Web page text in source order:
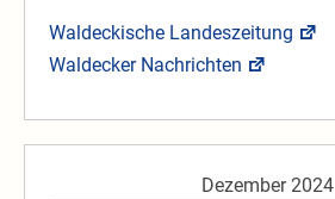
Waldeckische Landeszeitung
Waldecker Nachrichten
Dezember 2024